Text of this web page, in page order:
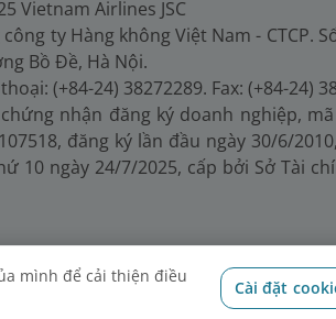
Vietnam Airlines JSC
ty Hàng không Việt Nam - CTCP.
Bồ Đề, Hà Nội.
(+84-24) 38272289. Fax: (+84-24)
nhận đăng ký doanh nghiệp,
đăng ký lần đầu ngày 30/6/
10 ngày 24/7/2025, cấp bởi Sở Tài
mình để cải thiện điều
Cài đặt